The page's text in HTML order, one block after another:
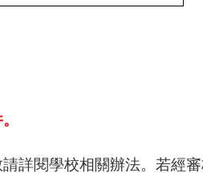
詳閱學校相關辦法。若經